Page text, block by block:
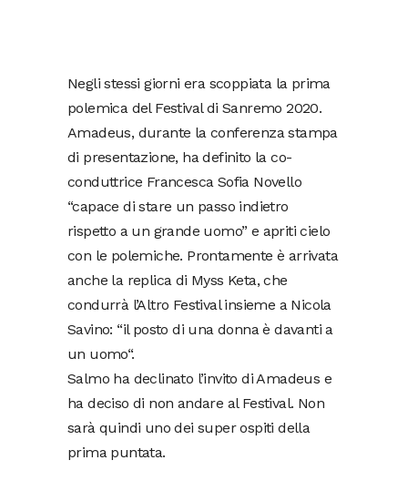
Negli stessi giorni era scoppiata la prima
polemica del Festival di Sanremo 2020.
Amadeus, durante la conferenza stampa
di presentazione, ha definito la co-
conduttrice Francesca Sofia Novello
“capace di stare un passo indietro
rispetto a un grande uomo” e apriti cielo
con le polemiche. Prontamente è arrivata
anche la replica di Myss Keta, che
condurrà l’Altro Festival insieme a Nicola
Savino: “il posto di una donna è davanti a
un uomo“.
Salmo ha declinato l’invito di Amadeus e
ha deciso di non andare al Festival. Non
sarà quindi uno dei super ospiti della
prima puntata.